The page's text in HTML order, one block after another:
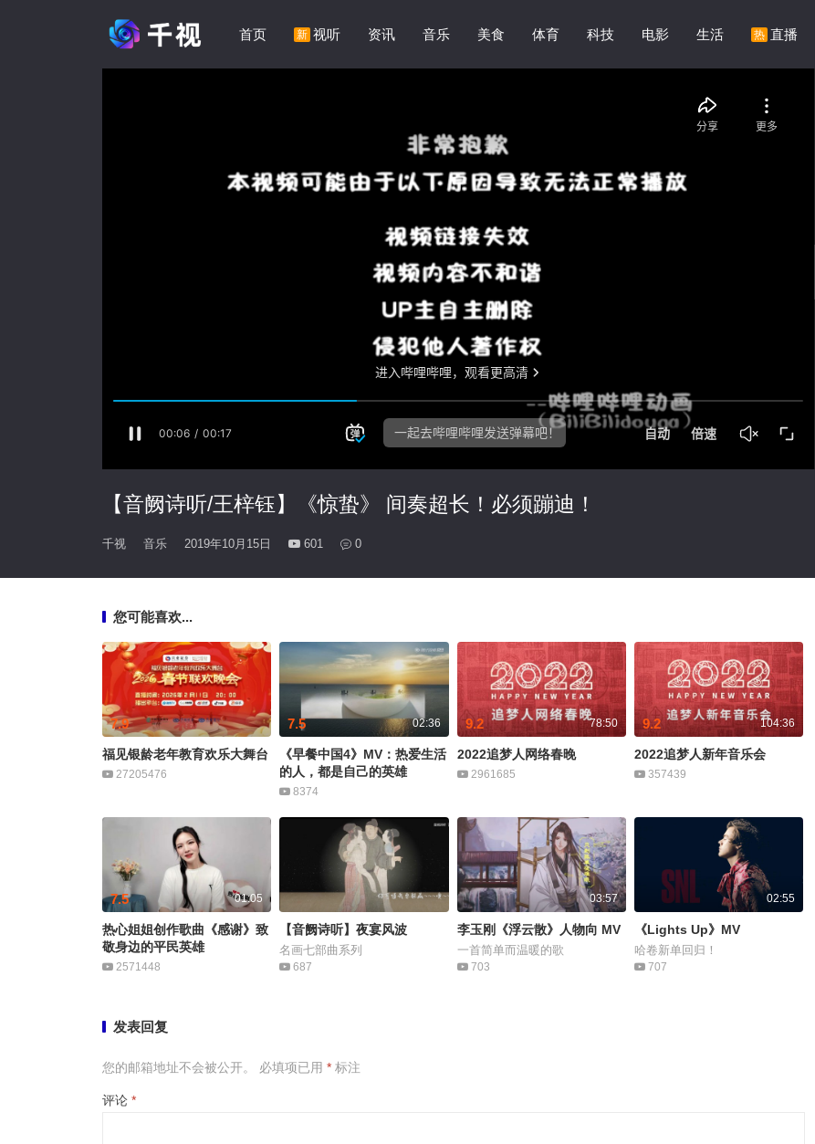
首页 新 视听 资讯 音乐 美食 体育 科技 电影 生活 热 直播
【音阙诗听/王梓钰】《惊蛰》 间奏超长！必须蹦迪！
千视 音乐 2019年10月15日 601 0
您可能喜欢...
7.9
福见银龄老年教育欢乐大舞台
27205476
02:36
7.5
《早餐中国4》MV：热爱生活
的人，都是自己的英雄
8374
78:50
9.2
2022追梦人网络春晚
2961685
104:36
9.2
2022追梦人新年音乐会
357439
01:05
7.5
热心姐姐创作歌曲《感谢》致
敬身边的平民英雄
2571448
【音阙诗听】夜宴风波
名画七部曲系列
687
03:57
李玉刚《浮云散》人物向 MV
一首简单而温暖的歌
703
02:55
《Lights Up》MV
哈卷新单回归！
707
发表回复
您的邮箱地址不会被公开。 必填项已用 * 标注
评论 *